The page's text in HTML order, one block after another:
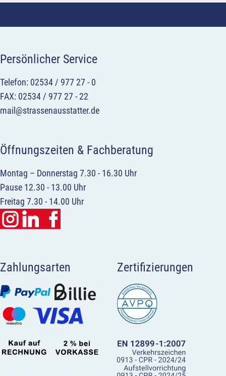
Persönlicher Service
Telefon: 02534 / 977 27 - 0
FAX: 02534 / 977 27 - 22
mail@strassenausstatter.de
Öffnungszeiten & Fachberatung
Montag – Donnerstag 7.30 - 16.30 Uhr
Pause 12.30 - 13.00 Uhr
Freitag 7.30 - 14.00 Uhr
Zahlungsarten Zertifizierungen